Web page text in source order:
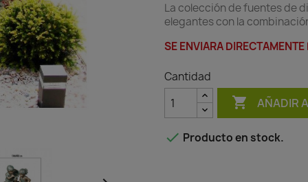
La colección de fuentes de
elegantes con la
SE ENVIARA
Cantidad
 AÑADIR
 Producto en stock.